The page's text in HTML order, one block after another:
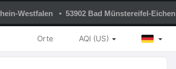
Westfalen • 53902 Bad Münstereifel-Eichen